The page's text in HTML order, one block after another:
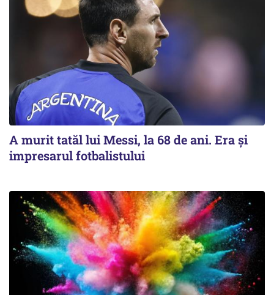
A murit tatăl lui Messi, la 68 de ani. Era și
impresarul fotbalistului